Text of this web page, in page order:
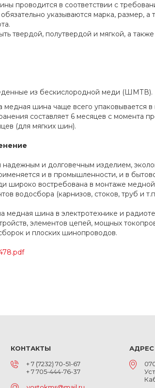
проводится в соответствии с
указываются марка, размер, а
твердой, полутвердой и мягкой, а
из бескислородной меди (ШМТВ).
медная шина чаще всего упаковывается в
составляет 6 месяцев с момента
(для мягких шин).
и долговечным изделием,
и в промышленности, и в
широко востребована в монтаже
водосбора (карнизов, стоков, труб и
медная шина в электротехнике и
элементов цепей, мощных
и плоских шинопроводов.
КОНТАКТЫ
+ 7 (7232) 70-51-67
+ 7 705-444-76-37
АДРЕС